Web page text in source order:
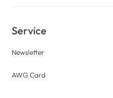
Service
Newsletter
AWG Card